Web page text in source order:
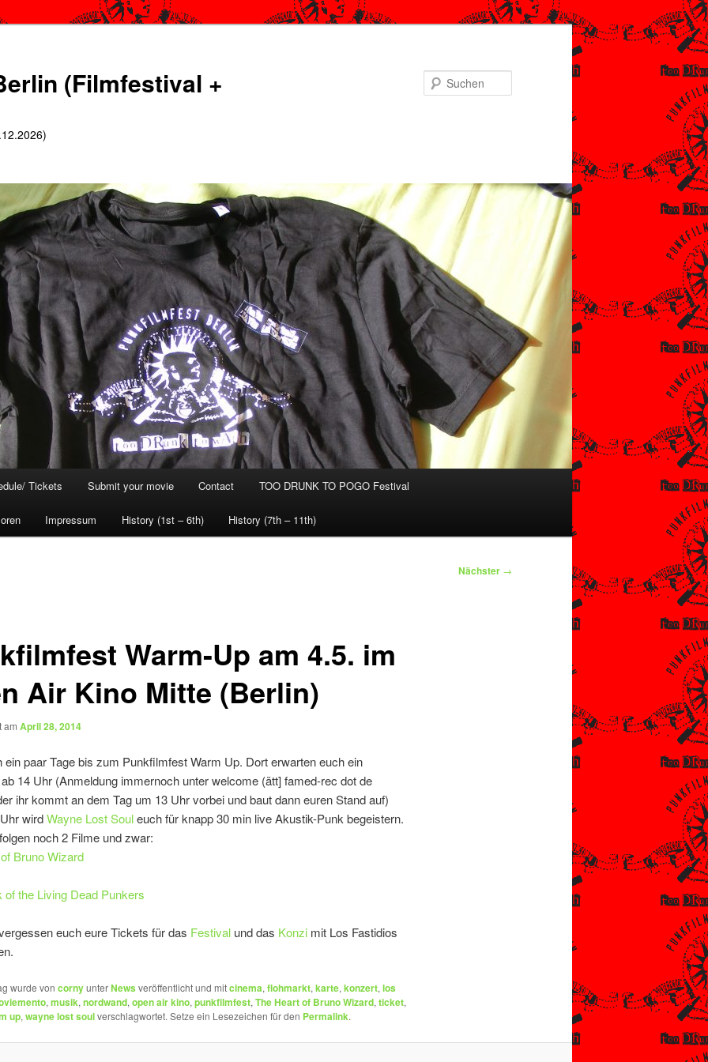
(Filmfestival +
Tickets Submit your movie Contact TOO DRUNK TO POGO Festival
Impressum History (1st – 6th) History (7th – 11th)
Nächster →
Warm-Up am 4.5. im
Air Kino Mitte (Berlin)
am April 28, 2014
ein paar Tage bis zum Punkfilmfest Warm Up. Dort erwarten euch ein
14 Uhr (Anmeldung immernoch unter welcome (ätt] famed-rec dot de
ihr kommt an dem Tag um 13 Uhr vorbei und baut dann euren Stand auf)
wirdWayne Lost Souleuch für knapp 30 min live Akustik-Punk begeistern.
noch 2 Filme und zwar:
Bruno Wizard
of the Living Dead Punkers
euch eure Tickets für das Festivalund das Konzimit Los Fastidios
wurde von cornyunterNews veröffentlicht und mitcinema, flohmarkt, karte, konzert, los
, musik, nordwand, open air kino, punkfilmfest, The Heart of Bruno Wizard, ticket,
up, wayne lost soulverschlagwortet. Setze ein Lesezeichen für den Permalink.